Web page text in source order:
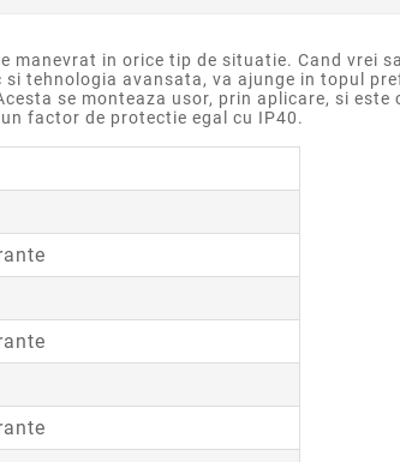
manevrat in orice tip de situatie. Cand vrei
tehnologia avansata, va ajunge in topul
se monteaza usor, prin aplicare, si
factor de protectie egal cu IP40.